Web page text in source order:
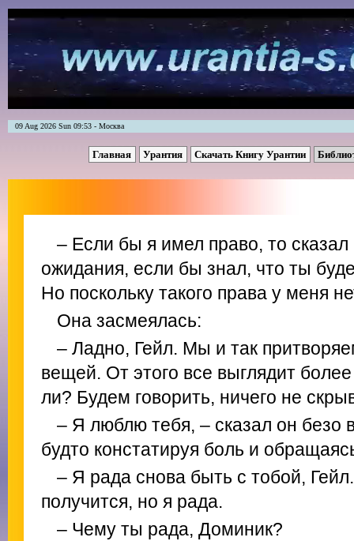
09 Aug 2026 Sun 09:53 - Москва
Главная Урантия Скачать Книгу Урантии
– Если бы я имел право, то
ожидания, если бы знал, что ты
Но поскольку такого права у меня
Она засмеялась:
– Ладно, Гейл. Мы и так
вещей. От этого все выглядит
ли? Будем говорить, ничего не
– Я люблю тебя, – сказал он безо
будто констатируя боль и
– Я рада снова быть с тобой,
получится, но я рада.
– Чему ты рада, Доминик?